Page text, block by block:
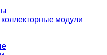
модули